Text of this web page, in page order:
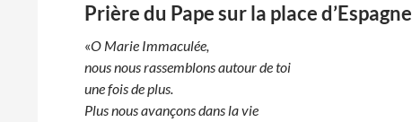
Prière du Pape sur la place d’Espagne
«O Marie Immaculée,
nous nous rassemblons autour de toi
une fois de plus.
Plus nous avançons dans la vie